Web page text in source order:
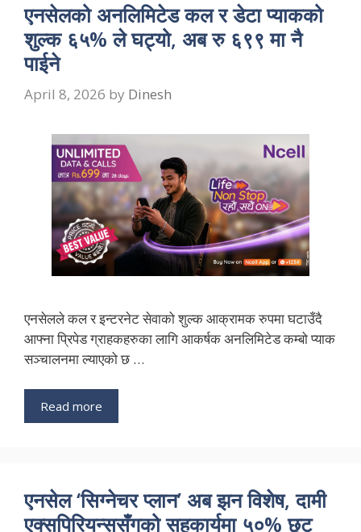
एनसेलको अनलिमिटेड कल र डेटा प्याकको
शुल्क ६५% ले घट्यो, अब रु ६९९ मा नै
पाईने
April 8, 2026 by Dinesh
एनसेलले कल र इन्टरनेट सेवाको शुल्क आक्रामक रुपमा घटाउँदै
आफ्ना प्रिपेड ग्राहकहरुका लागि आकर्षक अनलिमिटेड कम्बो प्याक
सञ्चालनमा ल्याएको छ …
Read more
एनसेल ‘सिग्नेचर प्लान’ अब झन विशेष, दामी
एक्सपिरियन्ससँगको सहकार्यमा ५०% छुट